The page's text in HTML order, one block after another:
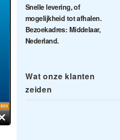
Snelle levering, of
mogelijkheid tot afhalen.
Bezoekadres: Middelaar,
Nederland.
Wat onze klanten
zeiden